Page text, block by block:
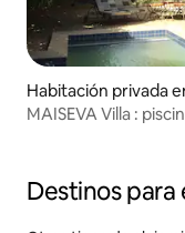
Habitación privada
MAISEVA Villa :
Destinos para